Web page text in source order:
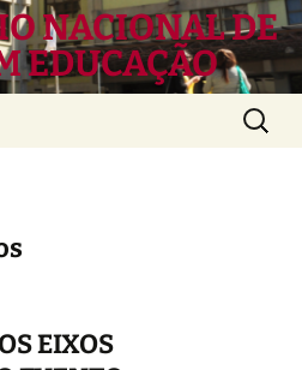
NACIONAL DE
EDUCAÇÃO
por:
EIXOS